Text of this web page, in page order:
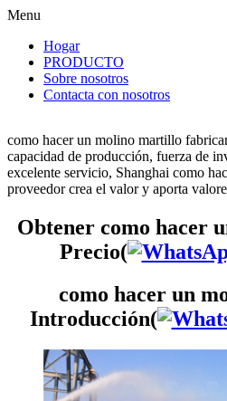
Menu
Hogar
PRODUCTO
Sobre nosotros
Contacta con nosotros
como hacer un molino martillo
capacidad de producción, fuerza de
excelente servicio, Shanghai como
proveedor crea el valor y aporta
Obtener como hacer
Precio(
como hacer un
Introducción(